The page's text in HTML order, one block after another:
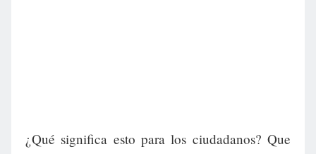
¿Qué significa esto para los ciudadanos? Que